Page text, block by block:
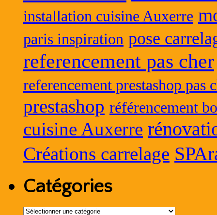
installation cuisine Auxerre
paris inspiration pose
referencement pas cher
referencement prestashop pas
prestashop référencement
cuisine Auxerre
Créations carrelage
Catégories
Catégories